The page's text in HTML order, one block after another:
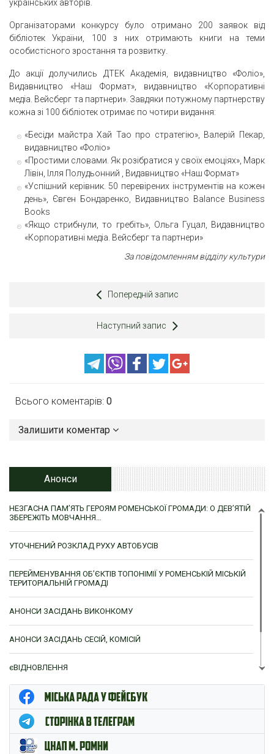
українських авторів.
Організаторами конкурсу було отримано 200 заявок від
бібліотек України, 100 з них отримають книги на теми
особистісного зростання та розвитку.
До акції долучились ДТЕК Академія, видавництво «Фоліо»,
Видавництво «Наш Формат», видавництво «Корпоративні
медіа. Вейсберг та партнери». Завдяки потужному партнерству
кожна зі 100 бібліотек отримає по чотири видання:
«Бесіди майстра Хай Тао про стратегію», Валерій Пекар,
видавництво «Фоліо»
«Простими словами. Як розібратися у своїх емоціях», Марк
Лівін, Ілля Полудьонний , Видавництво «Наш Формат»
«Успішний керівник. 50 перевірених інструментів на кожен
день», Євген Бондаренко, Видавництво Balance Business
Books
«Якщо стрибнули, то гребіть», Ольга Гуцал, Видавництво
«Корпоративні медіа. Вейсберг та партнери»
За повідомленням відділу культури
Попередній запис
Наступний запис
Всього коментарів: 0
Залишити коментар
Анонси
НЕЗГАСНА ПАМ’ЯТЬ ГЕРОЯМ РОМЕНСЬКОЇ ГРОМАДИ: О ДЕВ’ЯТІЙ
ЗБЕРЕЖІТЬ МОВЧАННЯ…
УТОЧНЕНИЙ РОЗКЛАД РУХУ АВТОБУСІВ
ПЕРЕЙМЕНУВАННЯ ОБ’ЄКТІВ ТОПОНІМІЇ У РОМЕНСЬКІЙ МІСЬКІЙ
ТЕРИТОРІАЛЬНІЙ ГРОМАДІ
АНОНСИ ЗАСІДАНЬ ВИКОНКОМУ
АНОНСИ ЗАСІДАНЬ СЕСІЙ, КОМІСІЙ
єВІДНОВЛЕННЯ
ЦНАП м. Ромни